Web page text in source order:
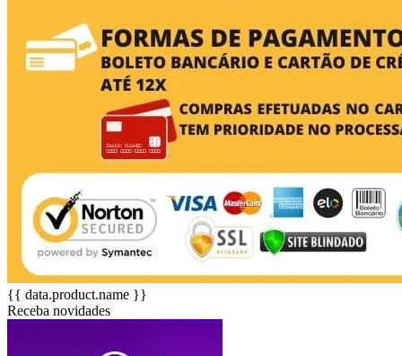
{{ data.product.name }}
Receba novidades